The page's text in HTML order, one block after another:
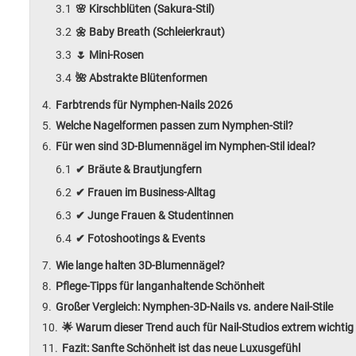
🌸 Kirschblüten (Sakura-Stil)
🌼 Baby Breath (Schleierkraut)
🌷 Mini-Rosen
🌺 Abstrakte Blütenformen
Farbtrends für Nymphen-Nails 2026
Welche Nagelformen passen zum Nymphen-Stil?
Für wen sind 3D-Blumennägel im Nymphen-Stil ideal?
✔ Bräute & Brautjungfern
✔ Frauen im Business-Alltag
✔ Junge Frauen & Studentinnen
✔ Fotoshootings & Events
Wie lange halten 3D-Blumennägel?
Pflege-Tipps für langanhaltende Schönheit
Großer Vergleich: Nymphen-3D-Nails vs. andere Nail-Stile
🌟 Warum dieser Trend auch für Nail-Studios extrem
Fazit: Sanfte Schönheit ist das neue Luxusgefühl